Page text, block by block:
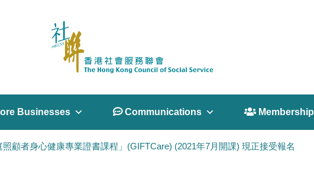
Businesses  Communications  Membership
顧者身心健康專業證書課程」(GIFTCare) (2021年7月開課) 現正接受報名